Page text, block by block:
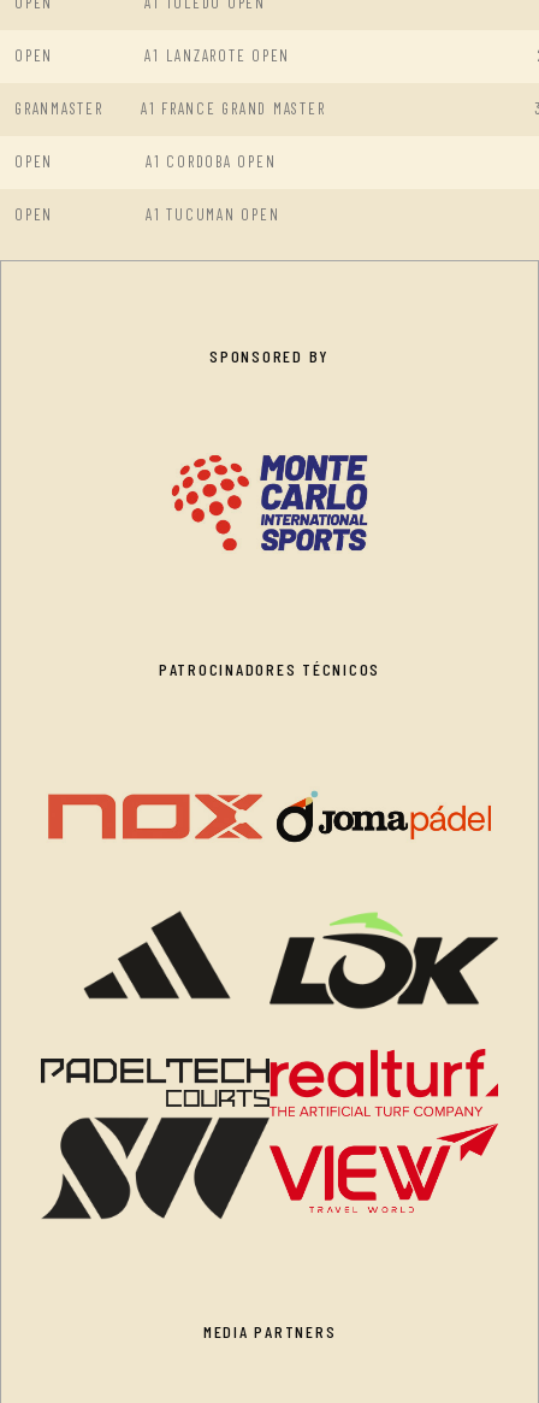
OPEN A1 LANZAROTE OPEN
GRANMASTER A1 FRANCE GRAND MASTER
OPEN A1 CORDOBA OPEN
OPEN A1 TUCUMAN OPEN
SPONSORED BY
PATROCINADORES TÉCNICOS
MEDIA PARTNERS